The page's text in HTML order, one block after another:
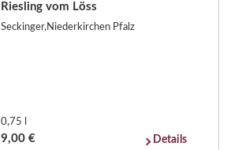
Riesling vom Löss
Seckinger,Niederkirchen Pfalz
0,75 l
9,00 € Details